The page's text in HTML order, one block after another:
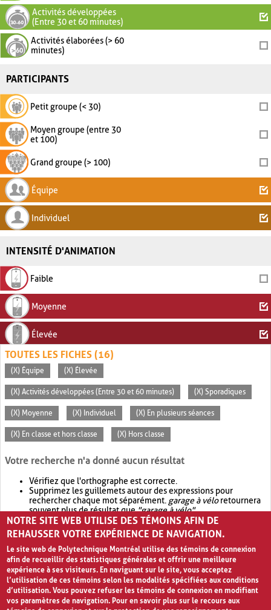
Activités développées
(Entre 30 et 60 minutes)
Activités élaborées (> 60
minutes)
PARTICIPANTS
Petit groupe (< 30)
Moyen groupe (entre 30
et 100)
Grand groupe (> 100)
Équipe
Individuel
INTENSITÉ D'ANIMATION
Faible
Moyenne
Élevée
TOUTES LES FICHES (16)
(X) Équipe (X) Élevée
(X) Activités développées (Entre 30 et 60 minutes) (X) Sporadiques
(X) Moyenne (X) Individuel (X) En plusieurs séances
(X) En classe et hors classe (X) Hors classe
Votre recherche n'a donné aucun résultat
Vérifiez que l'orthographe est correcte.
Supprimez les guillemets autour des expressions pour
rechercher chaque mot séparément. garage à véloretournera
souvent plus de résultat que"garage à vélo".
Envisagez d'élargir votre recherche avec OR.garage OR vélo
retournera souvent plus de résultat quegarage à vélo
NOTRE SITE WEB UTILISE DES TÉMOINS AFIN DE
REHAUSSER VOTRE EXPÉRIENCE DE NAVIGATION.
Le site web de Polytechnique Montréal utilise des témoins de connexion
afin de recueillir des statistiques générales et offrir une meilleure
expérience à ses visiteurs. En naviguant sur le site, vous acceptez
l’utilisation de ces témoins selon les modalités spécifiées aux conditions
d’utilisation. Vous pouvez refuser les témoins de connexion en modifiant
vos paramètres de navigation. Pour en savoir plus sur le recours aux